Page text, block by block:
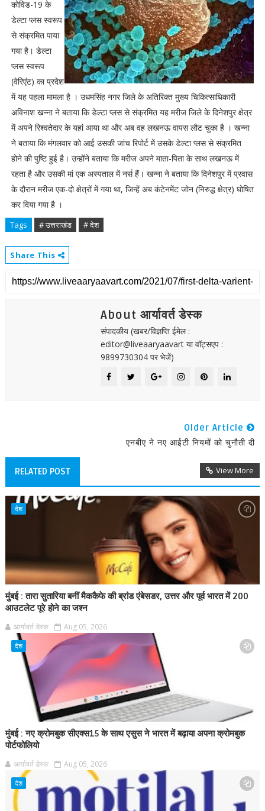
कोविड-19 के
डेल्टा प्लस स्वरूप
से संक्रमित पाया
गया है। डेल्टा
प्लस स्वरूप
(वेरिएंट) का प्रदेश
में यह पहला मामला है । उधमसिंह नगर जिले के अतिरिक्त मुख्य चिकित्साधिकारी
अविनाश खन्ना ने बताया कि डेल्टा प्लस से संक्रमित यह मरीज जिले के दिनेशपुर क्षेत्र
में अपने रिश्वतेदार के यहां आया था और अब वह लखनऊ वापस लौट चुका है । खन्ना
ने बताया कि मंगलवार को आई उसकी जांच रिपोर्ट में उसके डेल्टा प्लस से संक्रमित
होने की पुष्टि हुई है। उन्होंने बताया कि मरीज अपने माता-पिता के साथ लखनऊ में
रहता है और उसकी मां एक अस्पताल में नर्स हैं। खन्ना ने बताया कि दिनेशपुर में प्रवास
के दौरान मरीज एक-दो क्षेत्रों में गया था, जिन्हें अब कंटेनमेंट जोन (निरुद्ध क्षेत्र) घोषित
कर दिया गया है ।
Tags # उत्तराखंड # देश
Share This
About आर्यावर्त डेस्क
संपादकीय (खबर/विज्ञप्ति ईमेल :
editor@liveaaryaavart या वॉट्सएप :
9899730304 पर भेजें)
Older Article
एनबीए ने नए आईटी नियमों को चुनौती दी
RELATED POST View More
देश
मुंबई : तारा सुतारिया बनीं मैककैफे की ब्रांड एंबेसडर, उत्तर और पूर्व भारत में 200
आउटलेट पूरे होने का जश्न
आर्यावर्त डेस्क Aug 05, 2026
देश
मुंबई : नए क्रोमबुक सीएक्स15 के साथ एसुस ने भारत में बढ़ाया अपना क्रोमबुक
पोर्टफोलियो
आर्यावर्त डेस्क Aug 05, 2026
देश